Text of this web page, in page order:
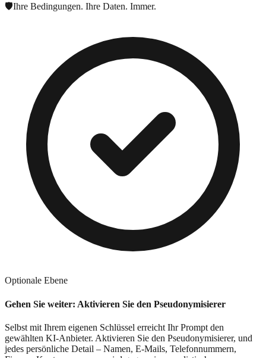
🛡️Ihre Bedingungen. Ihre Daten. Immer.
Optionale Ebene
Gehen Sie weiter: Aktivieren Sie den Pseudonymisierer
Selbst mit Ihrem eigenen Schlüssel erreicht Ihr Prompt den
gewählten KI-Anbieter. Aktivieren Sie den Pseudonymisierer, und
jedes persönliche Detail – Namen, E-Mails, Telefonnummern,